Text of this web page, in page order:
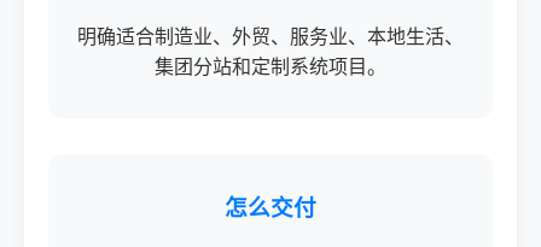
明确适合制造业、外贸、服务业、本地生活、
集团分站和定制系统项目。
怎么交付